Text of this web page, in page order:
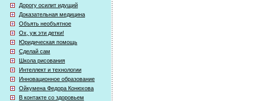
Дорогу осилит идущий
Доказательная медицина
Объять необъятное
Ох, уж эти детки!
Юридическая помощь
Сделай сам
Школа рисования
Интеллект и технологии
Инновационное образование
Ойкумена Федора Конюхова
В контакте со здоровьем